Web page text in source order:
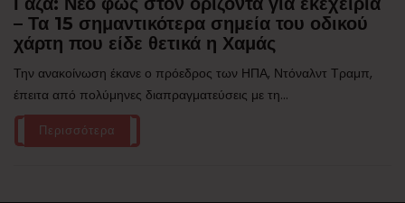
– Τα 15 σημαντικότερα σημεία του οδικού
χάρτη που είδε θετικά η Χαμάς
Την ανακοίνωση έκανε ο πρόεδρος των ΗΠΑ, Ντόναλντ Τραμπ,
έπειτα από πολύμηνες διαπραγματεύσεις με τη...
Περισσότερα